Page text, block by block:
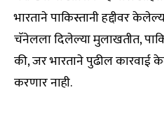
भारताने पाकिस्तानी हद्दीवर
चॅनेलला दिलेल्या मुलाखतीत,
की, जर भारताने पुढील कारवाई
करणार नाही.